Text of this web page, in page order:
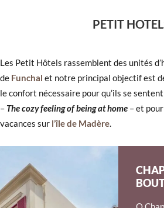
PETIT
Les Petit Hôtels rassemblent des unités
de Funchal et notre principal objectif est
le confort nécessaire pour qu’ils se
– The cozy feeling of being at home – et
vacances sur l’île de Madère.